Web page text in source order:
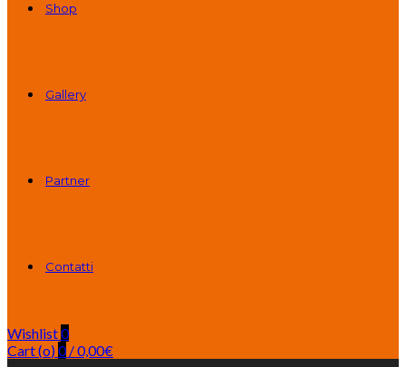
Shop
Gallery
Partner
Contatti
Wishlist0
Cart (o)0 /0,00€